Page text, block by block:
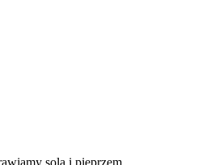
solą i pieprzem